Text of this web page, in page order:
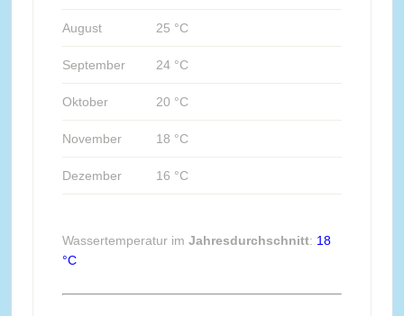
August 25 °C
September 24 °C
Oktober 20 °C
November 18 °C
Dezember 16 °C
Wassertemperatur im Jahresdurchschnitt: 18
°C